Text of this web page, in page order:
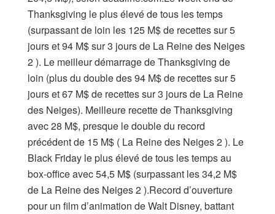
Thanksgiving le plus élevé de tous les temps
(surpassant de loin les 125 M$ de recettes sur 5
jours et 94 M$ sur 3 jours de La Reine des Neiges
2 ). Le meilleur démarrage de Thanksgiving de
loin (plus du double des 94 M$ de recettes sur 5
jours et 67 M$ de recettes sur 3 jours de La Reine
des Neiges). Meilleure recette de Thanksgiving
avec 28 M$, presque le double du record
précédent de 15 M$ ( La Reine des Neiges 2 ). Le
Black Friday le plus élevé de tous les temps au
box-office avec 54,5 M$ (surpassant les 34,2 M$
de La Reine des Neiges 2 ).Record d’ouverture
pour un film d’animation de Walt Disney, battant